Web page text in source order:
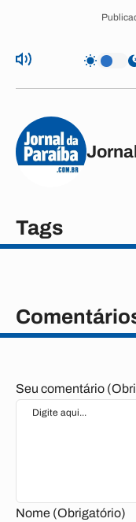
Tags
Seu comentário
Nome (Obrigatório)